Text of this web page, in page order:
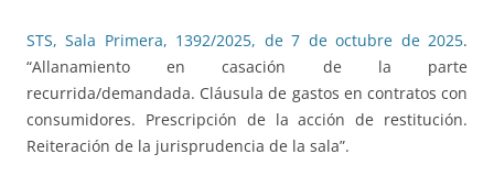
STS, Sala Primera, 1392/2025, de 7 de octubre de 2025.
“Allanamiento en casación de la parte
recurrida/demandada. Cláusula de gastos en contratos con
consumidores. Prescripción de la acción de restitución.
Reiteración de la jurisprudencia de la sala”.